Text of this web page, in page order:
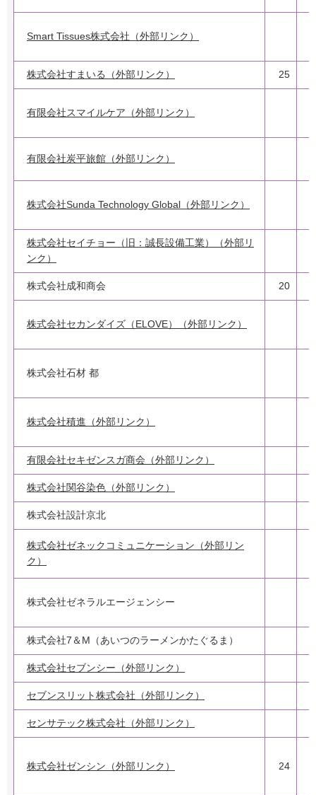
Smart Tissues株式会社（外部リンク）
株式会社すまいる（外部リンク） 25
有限会社スマイルケア（外部リンク）
有限会社炭平旅館（外部リンク）
株式会社Sunda Technology Global（外部リンク）
株式会社セイチョー（旧：誠長設備工業）（外部リ
ンク）
株式会社成和商会 20
株式会社セカンダイズ（ELOVE）（外部リンク）
株式会社石材 都
株式会社積進（外部リンク）
有限会社セキゼンスガ商会（外部リンク）
株式会社関谷染色（外部リンク）
株式会社設計京北
株式会社ゼネックコミュニケーション（外部リン
ク）
株式会社ゼネラルエージェンシー
株式会社7＆M（あいつのラーメンかたぐるま）
株式会社セブンシー（外部リンク）
セブンスリット株式会社（外部リンク）
センサテック株式会社（外部リンク）
株式会社ゼンシン（外部リンク） 24